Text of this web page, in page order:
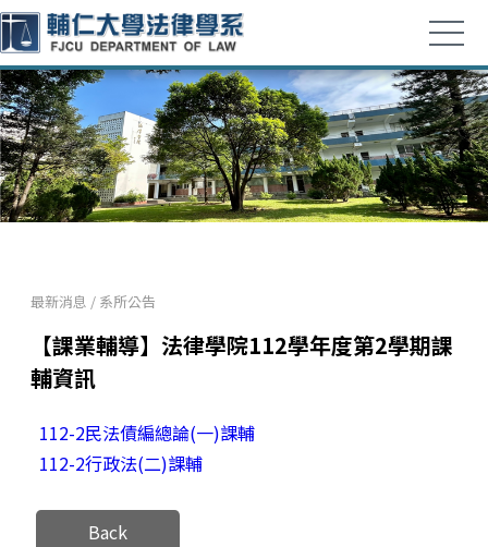
最新消息 / 系所公告
【課業輔導】法律學院112學年度第2學期課
輔資訊
112-2民法債編總論(一)課輔
112-2行政法(二)課輔
Back